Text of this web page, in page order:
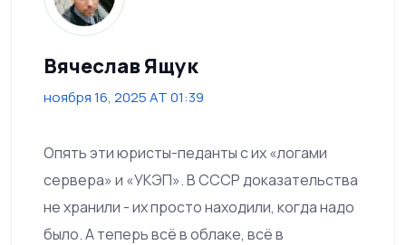
Вячеслав Ящук
ноября 16, 2025 AT 01:39
Опять эти юристы-педанты с их «логами
сервера» и «УКЭП». В СССР доказательства
не хранили - их просто находили, когда надо
было. А теперь всё в облаке, всё в